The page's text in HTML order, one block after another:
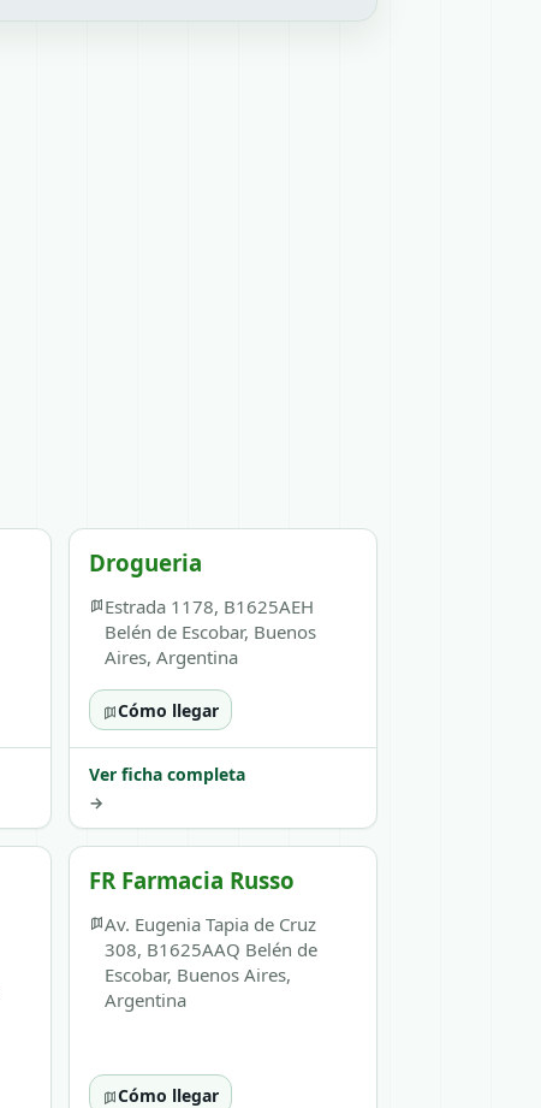
Drogueria
Estrada 1178, B1625AEH
Belén de Escobar, Buenos
Aires, Argentina
Cómo llegar
Ver ficha completa
→
FR Farmacia Russo
Av. Eugenia Tapia de Cruz
308, B1625AAQ Belén de
Escobar, Buenos Aires,
Argentina
Cómo llegar